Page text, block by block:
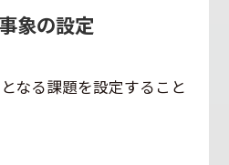
象の設定
なる課題を設定すること